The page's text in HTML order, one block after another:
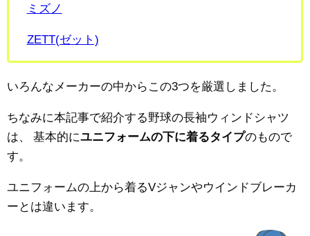
ミズノ
ZETT(ゼット)
いろんなメーカーの中からこの3つを厳選しました。
ちなみに本記事で紹介する野球の長袖ウィンドシャツ
は、
基本的にユニフォームの下に着るタイプのもので
す。
ユニフォームの上から着るVジャンやウインドブレーカ
ーとは違います。